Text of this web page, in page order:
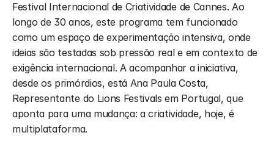
Festival Internacional de Criatividade de Cannes. Ao
longo de 30 anos, este programa tem funcionado
como um espaço de experimentação intensiva, onde
ideias são testadas sob pressão real e em contexto de
exigência internacional. A acompanhar a iniciativa,
desde os primórdios, está Ana Paula Costa,
Representante do Lions Festivals em Portugal, que
aponta para uma mudança: a criatividade, hoje, é
multiplataforma.